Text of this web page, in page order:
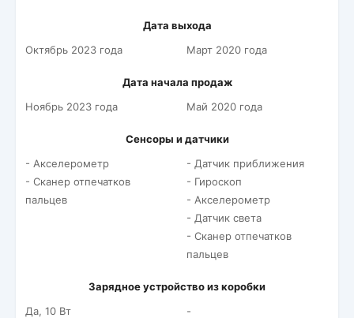
Дата выхода
Октябрь 2023 года
Март 2020 года
Дата начала продаж
Ноябрь 2023 года
Май 2020 года
Сенсоры и датчики
- Акселерометр
- Сканер отпечатков
пальцев
- Датчик приближения
- Гироскоп
- Акселерометр
- Датчик света
- Сканер отпечатков
пальцев
Зарядное устройство из коробки
Да, 10 Вт
-